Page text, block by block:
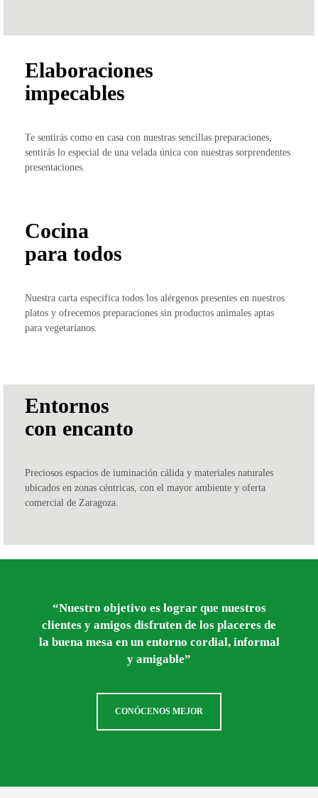
Elaboraciones
impecables
Te sentirás como en casa con nuestras sencillas preparaciones,
sentirás lo especial de una velada única con nuestras sorprendentes
presentaciones.
Cocina
para todos
Nuestra carta especifica todos los alérgenos presentes en nuestros
platos y ofrecemos preparaciones sin productos animales aptas
para vegetarianos.
Entornos
con encanto
Preciosos espacios de iuminación cálida y materiales naturales
ubicados en zonas céntricas, con el mayor ambiente y oferta
comercial de Zaragoza.
“Nuestro objetivo es lograr que nuestros
clientes y amigos disfruten de los placeres de
la buena mesa en un entorno cordial, informal
y amigable”
CONÓCENOS MEJOR